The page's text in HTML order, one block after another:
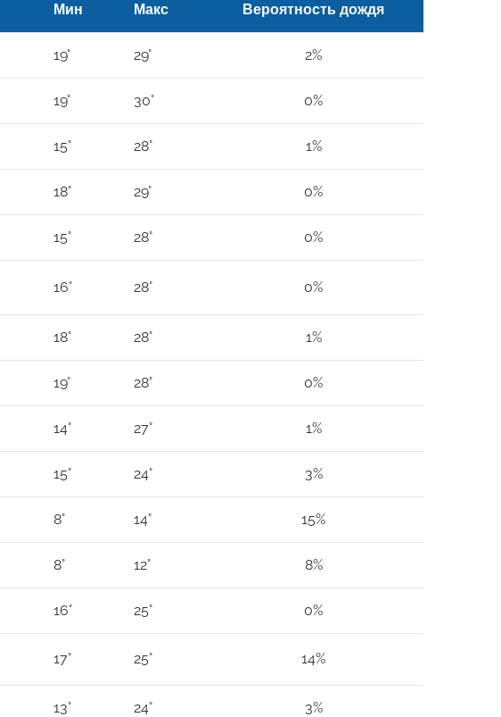
Мин Макс Вероятность дождя
19° 29° 2%
19° 30° 0%
15° 28° 1%
18° 29° 0%
15° 28° 0%
16° 28° 0%
18° 28° 1%
19° 28° 0%
14° 27° 1%
15° 24° 3%
8° 14° 15%
8° 12° 8%
16° 25° 0%
17° 25° 14%
13° 24° 3%